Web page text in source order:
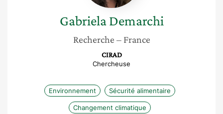
Gabriela Demarchi
Recherche – France
CIRAD
Chercheuse
Environnement Sécurité alimentaire
Changement climatique